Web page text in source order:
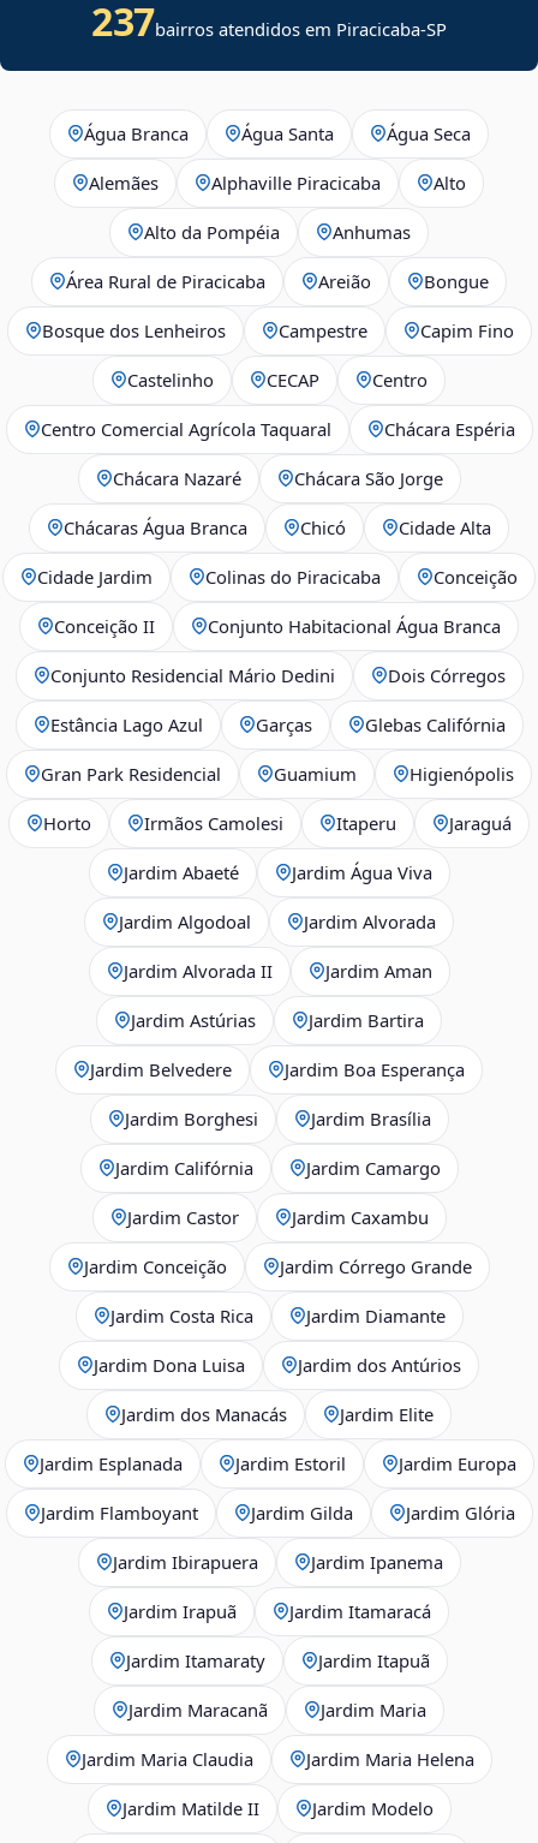
237bairros atendidos em Piracicaba-SP
Água Branca Água Santa Água Seca
Alemães Alphaville Piracicaba Alto
Alto da Pompéia Anhumas
Área Rural de Piracicaba Areião Bongue
Bosque dos Lenheiros Campestre Capim Fino
Castelinho CECAP Centro
Centro Comercial Agrícola Taquaral Chácara Espéria
Chácara Nazaré Chácara São Jorge
Chácaras Água Branca Chicó Cidade Alta
Cidade Jardim Colinas do Piracicaba Conceição
Conceição II Conjunto Habitacional Água Branca
Conjunto Residencial Mário Dedini Dois Córregos
Estância Lago Azul Garças Glebas Califórnia
Gran Park Residencial Guamium Higienópolis
Horto Irmãos Camolesi Itaperu Jaraguá
Jardim Abaeté Jardim Água Viva
Jardim Algodoal Jardim Alvorada
Jardim Alvorada II Jardim Aman
Jardim Astúrias Jardim Bartira
Jardim Belvedere Jardim Boa Esperança
Jardim Borghesi Jardim Brasília
Jardim Califórnia Jardim Camargo
Jardim Castor Jardim Caxambu
Jardim Conceição Jardim Córrego Grande
Jardim Costa Rica Jardim Diamante
Jardim Dona Luisa Jardim dos Antúrios
Jardim dos Manacás Jardim Elite
Jardim Esplanada Jardim Estoril Jardim Europa
Jardim Flamboyant Jardim Gilda Jardim Glória
Jardim Ibirapuera Jardim Ipanema
Jardim Irapuã Jardim Itamaracá
Jardim Itamaraty Jardim Itapuã
Jardim Maracanã Jardim Maria
Jardim Maria Claudia Jardim Maria Helena
Jardim Matilde II Jardim Modelo